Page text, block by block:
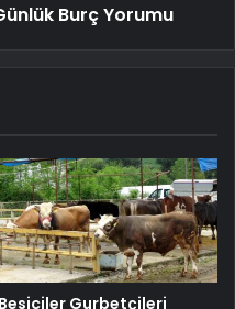
Burç Yorumu
Besiciler Gurbetçileri